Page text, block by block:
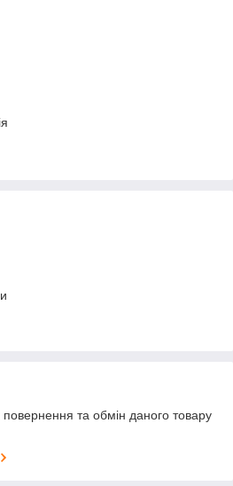
та обмін даного товару